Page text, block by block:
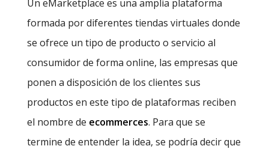
Un eMarketplace es una amplia plataforma
formada por diferentes tiendas virtuales donde
se ofrece un tipo de producto o servicio al
consumidor de forma online, las empresas que
ponen a disposición de los clientes sus
productos en este tipo de plataformas reciben
el nombre de ecommerces. Para que se
termine de entender la idea, se podría decir que